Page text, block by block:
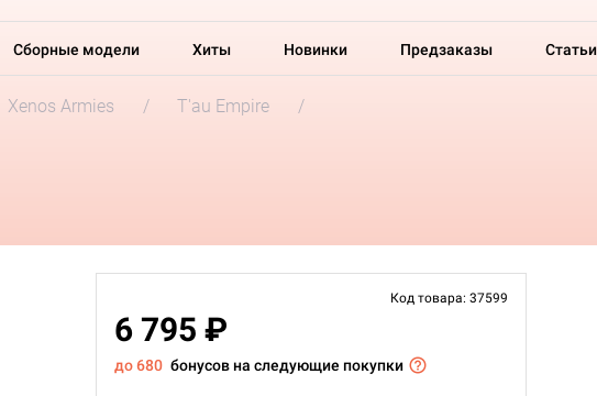
Сборные модели Хиты Новинки Предзаказы Статьи
Xenos Armies
T'au Empire
Код товара: 37599
6 795 ₽
до 680 бонусов на следующие покупки